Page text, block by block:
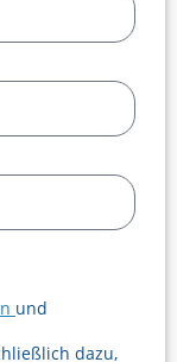
und
dazu,